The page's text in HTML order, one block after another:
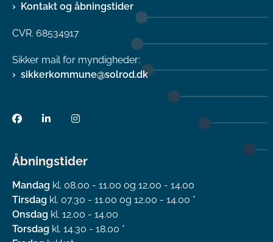
Kontakt og åbningstider
CVR. 68534917
Sikker mail for myndigheder:
sikkerkommune@solrod.dk
Åbningstider
Mandag kl. 08.00 - 11.00 og 12.00 - 14.00
Tirsdag kl. 07.30 - 11.00 og 12.00 - 14.00 *
Onsdag kl. 12.00 - 14.00
Torsdag kl. 14.30 - 18.00 *